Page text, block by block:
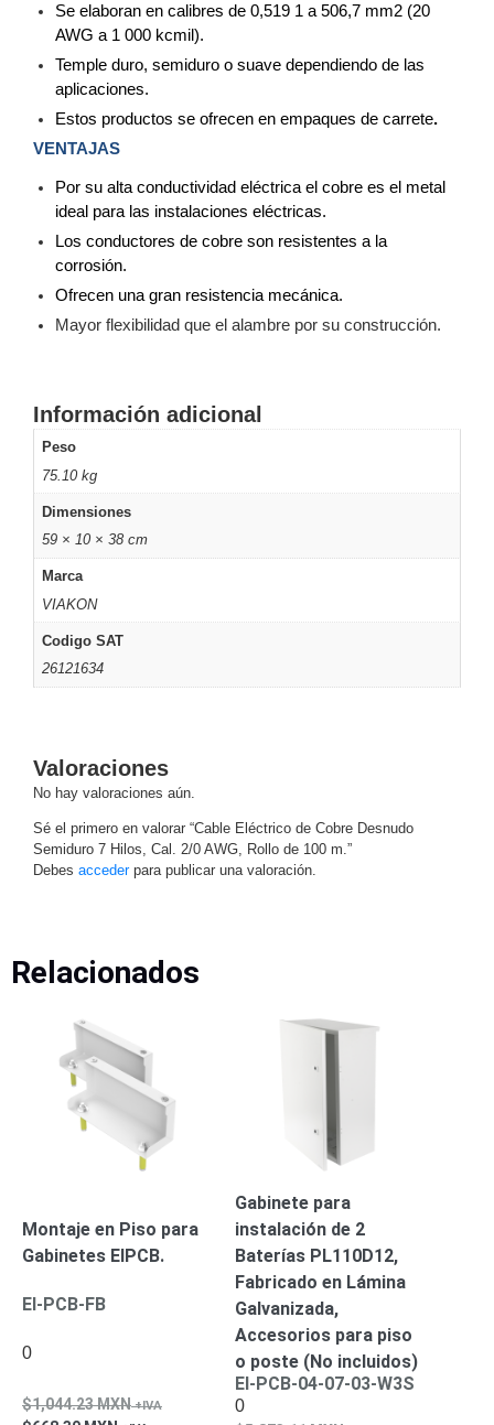
Video
Profesionales
-
Caja
/ 4G /
Inalámbricas
Cámaras
y DVRs
HD
TurboHD
/ AHD /
HD-TVI
Salinos
Antiexplosión
Domo
MotorizadoOcultas
Pinhole
Analógicas
/ CVI
Drones,
Robots e
Industrial
Cámaras
de
ParedBateríasFuentes
de
AlimentaciónFuentes
de
Respaldo
Inyectores
PoEPDUPlantas
Energía
de Largo
Alcance UPS
- No Break
Sistemas
MegapixelTurboHD
de 4
de 8
y
Se elaboran en calibres de 0,519 1 a 506,7 mm2 (20
AWG a 1 000 kcmil).
Temple duro, semiduro o suave dependiendo de las
aplicaciones.
Estos productos se ofrecen en empaques de carrete.
VENTAJAS
Por su alta conductividad eléctrica el cobre es el metal
ideal para las instalaciones eléctricas.
Los conductores de cobre son resistentes a la
corrosión.
Ofrecen una gran resistencia mecánica.
Mayor flexibilidad que el alambre por su construcción.
Información adicional
Peso
75.10 kg
Dimensiones
59 × 10 × 38 cm
Marca
VIAKON
Codigo SAT
26121634
Valoraciones
No hay valoraciones aún.
Sé el primero en valorar “Cable Eléctrico de Cobre Desnudo
Semiduro 7 Hilos, Cal. 2/0 AWG, Rollo de 100 m.”
Debes accederpara publicar una valoración.
Relacionados
Montaje en Piso para
Gabinetes EIPCB.
EI-PCB-FB
0
1,044.23MXN
Gabinete para
instalación de 2
Baterías PL110D12,
Fabricado en Lámina
Galvanizada,
Accesorios para piso
o poste (No incluidos)
EI-PCB-04-07-03-W3S
0